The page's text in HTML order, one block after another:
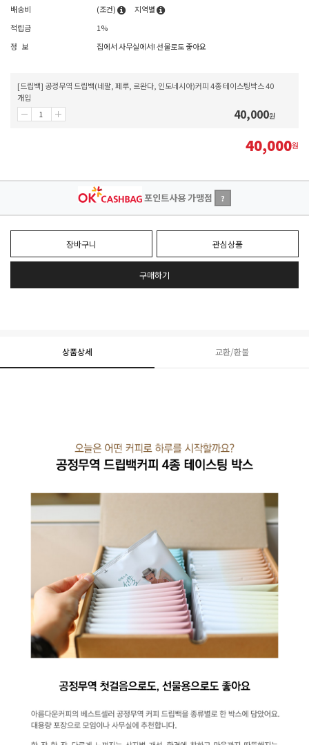
배송비
(조건)
지역별
적립금
1%
정 보
집에서 사무실에서! 선물로도 좋아요
[드립백] 공정무역 드립백(네팔, 페루, 르완다, 인도네시아)커피 4종 테이스팅박스 40
개입
40,000원
40,000원
포인트사용 가맹점 ?
장바구니 관심상품
구매하기
상품상세 교환/환불